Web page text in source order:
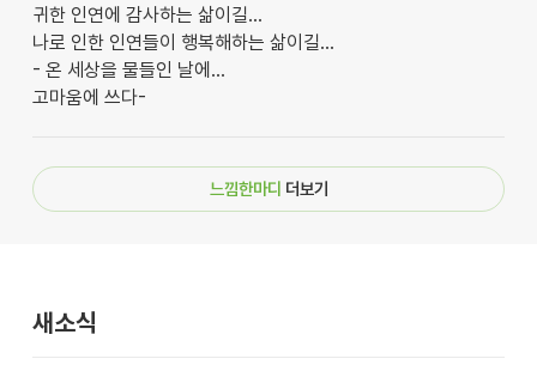
귀한 인연에 감사하는 삶이길...
나로 인한 인연들이 행복해하는 삶이길...
- 온 세상을 물들인 날에...
고마움에 쓰다-
느낌한마디 더보기
새소식